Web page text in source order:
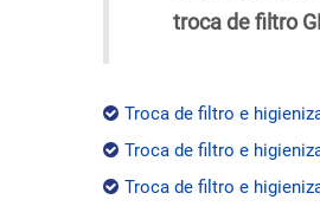
troca de filtro
Troca de filtro e
Troca de filtro e
Troca de filtro e